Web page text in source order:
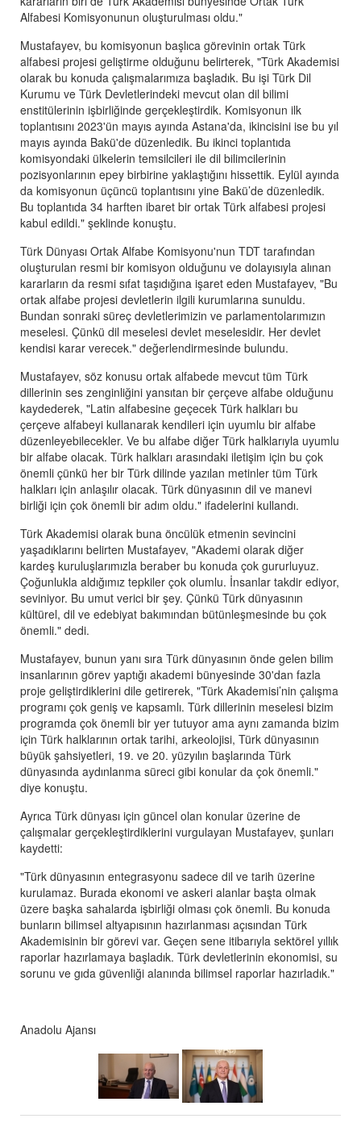
Alfabesi Komisyonunun oluşturulması oldu."
Mustafayev, bu komisyonun başlıca görevinin ortak Türk
alfabesi projesi geliştirme olduğunu belirterek, "Türk Akademisi
olarak bu konuda çalışmalarımıza başladık. Bu işi Türk Dil
Kurumu ve Türk Devletlerindeki mevcut olan dil bilimi
enstitülerinin işbirliğinde gerçekleştirdik. Komisyonun ilk
toplantısını 2023'ün mayıs ayında Astana'da, ikincisini ise bu yıl
mayıs ayında Bakü'de düzenledik. Bu ikinci toplantıda
komisyondaki ülkelerin temsilcileri ile dil bilimcilerinin
pozisyonlarının epey birbirine yaklaştığını hissettik. Eylül ayında
da komisyonun üçüncü toplantısını yine Bakü’de düzenledik.
Bu toplantıda 34 harften ibaret bir ortak Türk alfabesi projesi
kabul edildi." şeklinde konuştu.
Türk Dünyası Ortak Alfabe Komisyonu'nun TDT tarafından
oluşturulan resmi bir komisyon olduğunu ve dolayısıyla alınan
kararların da resmi sıfat taşıdığına işaret eden Mustafayev, "Bu
ortak alfabe projesi devletlerin ilgili kurumlarına sunuldu.
Bundan sonraki süreç devletlerimizin ve parlamentolarımızın
meselesi. Çünkü dil meselesi devlet meselesidir. Her devlet
kendisi karar verecek." değerlendirmesinde bulundu.
Mustafayev, söz konusu ortak alfabede mevcut tüm Türk
dillerinin ses zenginliğini yansıtan bir çerçeve alfabe olduğunu
kaydederek, "Latin alfabesine geçecek Türk halkları bu
çerçeve alfabeyi kullanarak kendileri için uyumlu bir alfabe
düzenleyebilecekler. Ve bu alfabe diğer Türk halklarıyla uyumlu
bir alfabe olacak. Türk halkları arasındaki iletişim için bu çok
önemli çünkü her bir Türk dilinde yazılan metinler tüm Türk
halkları için anlaşılır olacak. Türk dünyasının dil ve manevi
birliği için çok önemli bir adım oldu." ifadelerini kullandı.
Türk Akademisi olarak buna öncülük etmenin sevincini
yaşadıklarını belirten Mustafayev, "Akademi olarak diğer
kardeş kuruluşlarımızla beraber bu konuda çok gururluyuz.
Çoğunlukla aldığımız tepkiler çok olumlu. İnsanlar takdir ediyor,
seviniyor. Bu umut verici bir şey. Çünkü Türk dünyasının
kültürel, dil ve edebiyat bakımından bütünleşmesinde bu çok
önemli." dedi.
Mustafayev, bunun yanı sıra Türk dünyasının önde gelen bilim
insanlarının görev yaptığı akademi bünyesinde 30'dan fazla
proje geliştirdiklerini dile getirerek, "Türk Akademisi’nin çalışma
programı çok geniş ve kapsamlı. Türk dillerinin meselesi bizim
programda çok önemli bir yer tutuyor ama aynı zamanda bizim
için Türk halklarının ortak tarihi, arkeolojisi, Türk dünyasının
büyük şahsiyetleri, 19. ve 20. yüzyılın başlarında Türk
dünyasında aydınlanma süreci gibi konular da çok önemli."
diye konuştu.
Ayrıca Türk dünyası için güncel olan konular üzerine de
çalışmalar gerçekleştirdiklerini vurgulayan Mustafayev, şunları
kaydetti:
"Türk dünyasının entegrasyonu sadece dil ve tarih üzerine
kurulamaz. Burada ekonomi ve askeri alanlar başta olmak
üzere başka sahalarda işbirliği olması çok önemli. Bu konuda
bunların bilimsel altyapısının hazırlanması açısından Türk
Akademisinin bir görevi var. Geçen sene itibarıyla sektörel yıllık
raporlar hazırlamaya başladık. Türk devletlerinin ekonomisi, su
sorunu ve gıda güvenliği alanında bilimsel raporlar hazırladık."
Anadolu Ajansı